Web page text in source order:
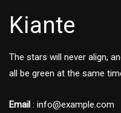
Kiante
The stars will never align,
all be green at the same
Email : info@example.com